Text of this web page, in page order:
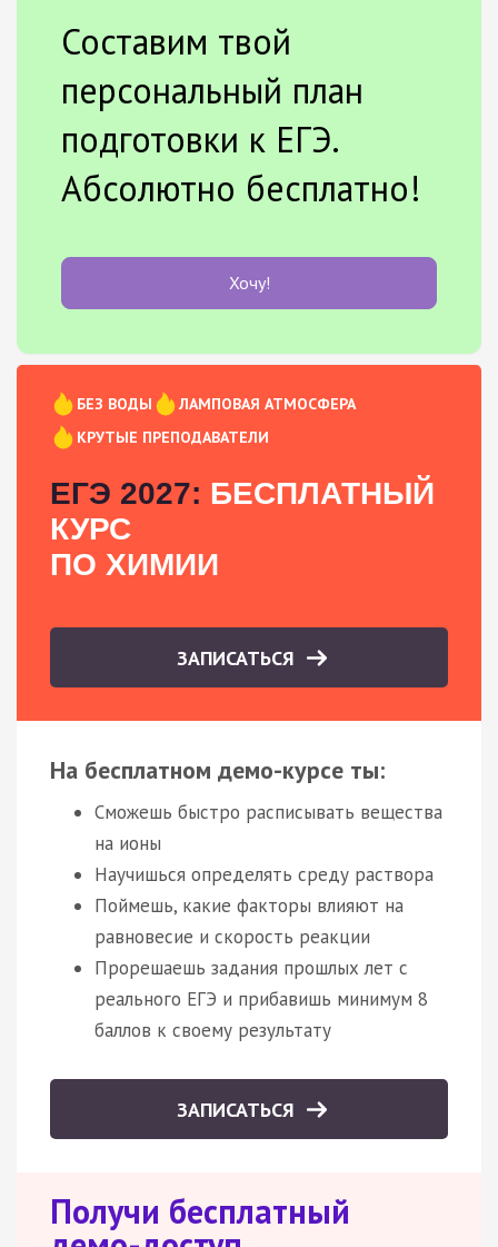
Составим твой
персональный план
подготовки к ЕГЭ.
Абсолютно бесплатно!
Хочу!
БЕЗ ВОДЫ
ЛАМПОВАЯ АТМОСФЕРА
КРУТЫЕ ПРЕПОДАВАТЕЛИ
ЕГЭ 2027: БЕСПЛАТНЫЙ
КУРС
ПО ХИМИИ
ЗАПИСАТЬСЯ
На бесплатном демо-курсе ты:
Сможешь быстро расписывать вещества
на ионы
Научишься определять среду раствора
Поймешь, какие факторы влияют на
равновесие и скорость реакции
Прорешаешь задания прошлых лет с
реального ЕГЭ и прибавишь минимум 8
баллов к своему результату
ЗАПИСАТЬСЯ
Получи бесплатный